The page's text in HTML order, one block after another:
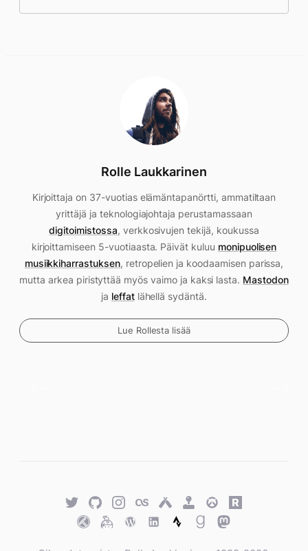
Rolle Laukkarinen
Kirjoittaja on 37-vuotias elämäntapanörtti, ammatiltaan
yrittäjä ja teknologiajohtaja perustamassaan
digitoimistossa, verkkosivujen tekijä, koukussa
kirjoittamiseen 5-vuotiaasta. Päivät kuluu monipuolisen
musiikkiharrastuksen, retropelien ja koodaamisen parissa,
mutta arkea piristyttää myös vaimo ja kaksi lasta. Mastodon
ja leffatlähellä sydäntä.
Lue Rollesta lisää
TwitterGitHubTwitterLast.fmUntappd
Retro
Achievements
Overwatch
Rawg.io
TraktKeybaseWordPress
WordPress
StravaGoodreads
Mastodon